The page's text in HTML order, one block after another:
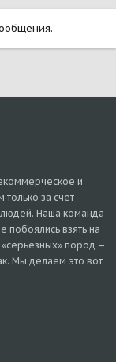
и
за счет
Наша команда
побоялись взять на
«серьезных» пород –
Мы делаем это вот